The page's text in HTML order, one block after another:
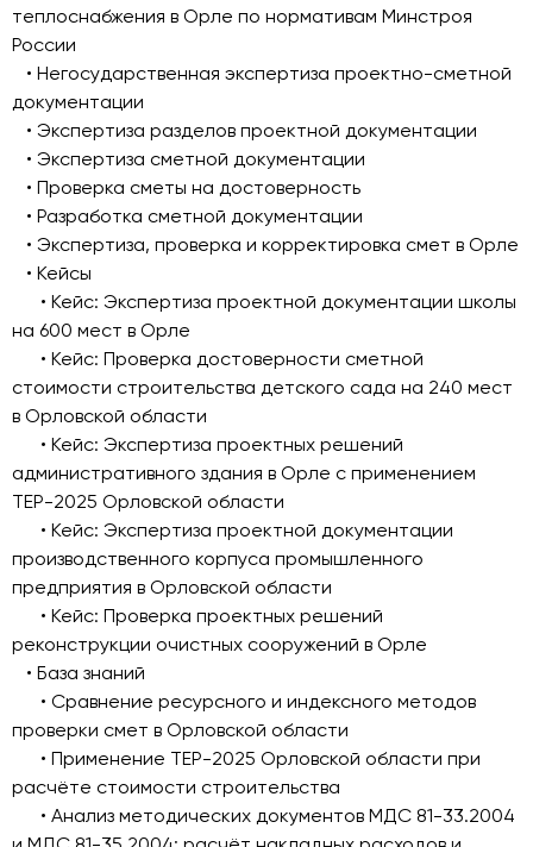
теплоснабжения в Орле по нормативам Минстроя
России
• Негосударственная экспертиза проектно-сметной
документации
• Экспертиза разделов проектной документации
• Экспертиза сметной документации
• Проверка сметы на достоверность
• Разработка сметной документации
• Экспертиза, проверка и корректировка смет в Орле
• Кейсы
• Кейс: Экспертиза проектной документации школы
на 600 мест в Орле
• Кейс: Проверка достоверности сметной
стоимости строительства детского сада на 240 мест
в Орловской области
• Кейс: Экспертиза проектных решений
административного здания в Орле с применением
ТЕР-2025 Орловской области
• Кейс: Экспертиза проектной документации
производственного корпуса промышленного
предприятия в Орловской области
• Кейс: Проверка проектных решений
реконструкции очистных сооружений в Орле
• База знаний
• Сравнение ресурсного и индексного методов
проверки смет в Орловской области
• Применение ТЕР-2025 Орловской области при
расчёте стоимости строительства
• Анализ методических документов МДС 81-33.2004